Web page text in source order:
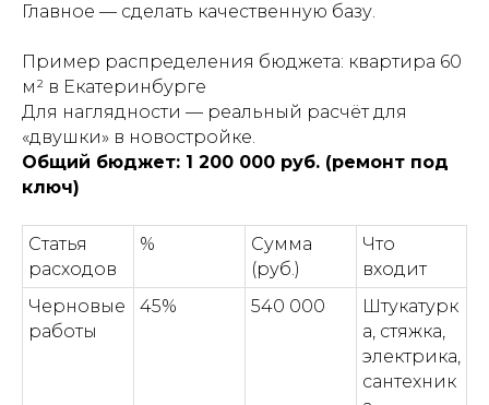
Главное — сделать качественную базу.
Пример распределения бюджета: квартира 60
м² в Екатеринбурге
Для наглядности — реальный расчёт для
«двушки» в новостройке.
Общий бюджет: 1 200 000 руб. (ремонт под
ключ)
Статья
расходов
%
Сумма
(руб.)
Что
входит
Черновые
работы
45% 540 000
Штукатурк
а, стяжка,
электрика,
сантехник